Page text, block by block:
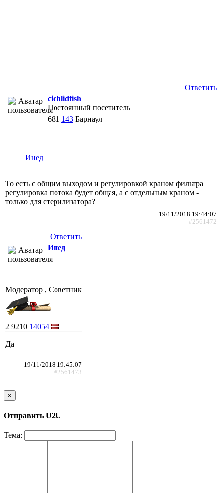
Ответить
cichlidfish
Постоянный посетитель
681 143 Барнаул
Инед
То есть с общим выходом и регулировкой краном фильтра
регулировка потока будет общая, а с отдельным краном -
только для стерилизатора?
19/11/2018 19:44:07
#2561472
Ответить
Инед
Модератор , Советник
2 9210 14054
Да
19/11/2018 19:45:07
#2561473
×
Отправить U2U
Тема: